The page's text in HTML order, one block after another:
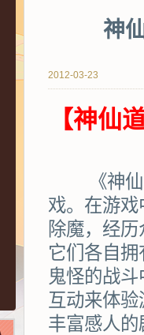
神
2012-03-23
【神仙
《神仙道
戏。在游
除魔，经
它们各自
鬼怪的战
互动来体
丰富感人